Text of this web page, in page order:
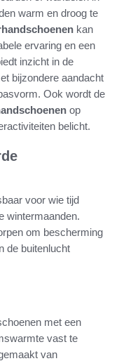
warm en droog te
kan
ervaring en een
inzicht in de
bijzondere aandacht
Ook wordt de
op
belicht.
voor wie tijd
wintermaanden.
om bescherming
de buitenlucht
met een
vast te
van